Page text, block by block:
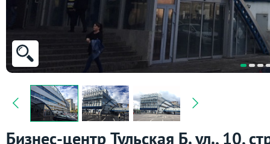
Бизнес-центр Тульская Б. ул., 10,